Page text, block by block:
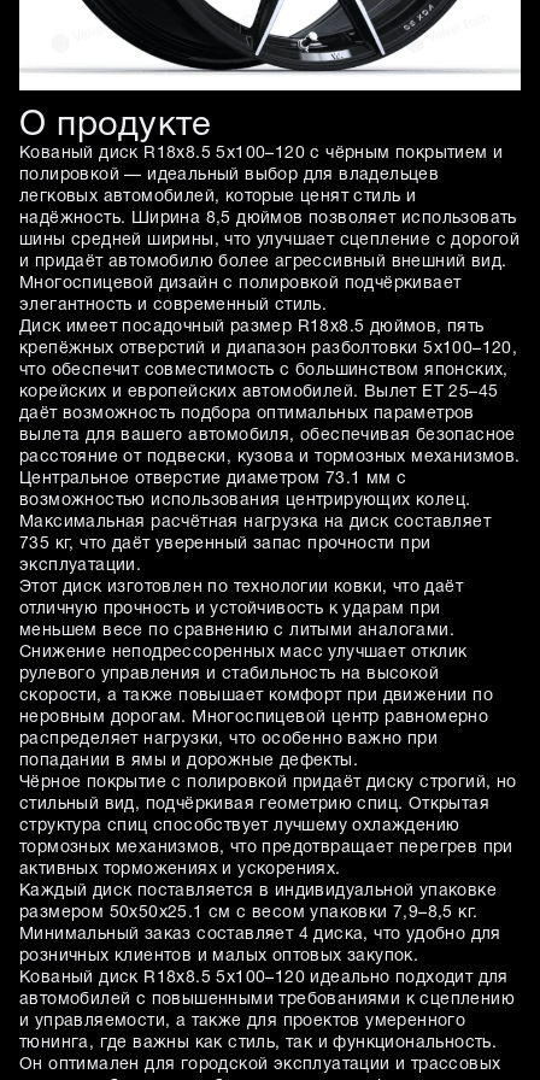
О продукте
Кованый диск R18x8.5 5x100–120 с чёрным покрытием и
полировкой — идеальный выбор для владельцев
легковых автомобилей, которые ценят стиль и
надёжность. Ширина 8,5 дюймов позволяет использовать
шины средней ширины, что улучшает сцепление с дорогой
и придаёт автомобилю более агрессивный внешний вид.
Многоспицевой дизайн с полировкой подчёркивает
элегантность и современный стиль.
Диск имеет посадочный размер R18x8.5 дюймов, пять
крепёжных отверстий и диапазон разболтовки 5x100–120,
что обеспечит совместимость с большинством японских,
корейских и европейских автомобилей. Вылет ET 25–45
даёт возможность подбора оптимальных параметров
вылета для вашего автомобиля, обеспечивая безопасное
расстояние от подвески, кузова и тормозных механизмов.
Центральное отверстие диаметром 73.1 мм с
возможностью использования центрирующих колец.
Максимальная расчётная нагрузка на диск составляет
735 кг, что даёт уверенный запас прочности при
эксплуатации.
Этот диск изготовлен по технологии ковки, что даёт
отличную прочность и устойчивость к ударам при
меньшем весе по сравнению с литыми аналогами.
Снижение неподрессоренных масс улучшает отклик
рулевого управления и стабильность на высокой
скорости, а также повышает комфорт при движении по
неровным дорогам. Многоспицевой центр равномерно
распределяет нагрузки, что особенно важно при
попадании в ямы и дорожные дефекты.
Чёрное покрытие с полировкой придаёт диску строгий, но
стильный вид, подчёркивая геометрию спиц. Открытая
структура спиц способствует лучшему охлаждению
тормозных механизмов, что предотвращает перегрев при
активных торможениях и ускорениях.
Каждый диск поставляется в индивидуальной упаковке
размером 50х50х25.1 см с весом упаковки 7,9–8,5 кг.
Минимальный заказ составляет 4 диска, что удобно для
розничных клиентов и малых оптовых закупок.
Кованый диск R18x8.5 5x100–120 идеально подходит для
автомобилей с повышенными требованиями к сцеплению
и управляемости, а также для проектов умеренного
тюнинга, где важны как стиль, так и функциональность.
Он оптимален для городской эксплуатации и трассовых